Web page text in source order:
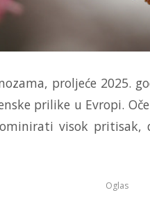
proljeće 2025.
prilike u Evropi.
visok pritisak,
Oglas